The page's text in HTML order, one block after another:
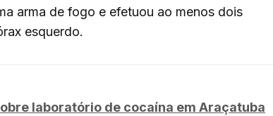
arma de fogo e efetuou ao menos dois
esquerdo.
laboratório de cocaína em Araçatuba